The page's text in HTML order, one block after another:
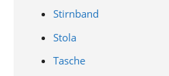
Stirnband
Stola
Tasche